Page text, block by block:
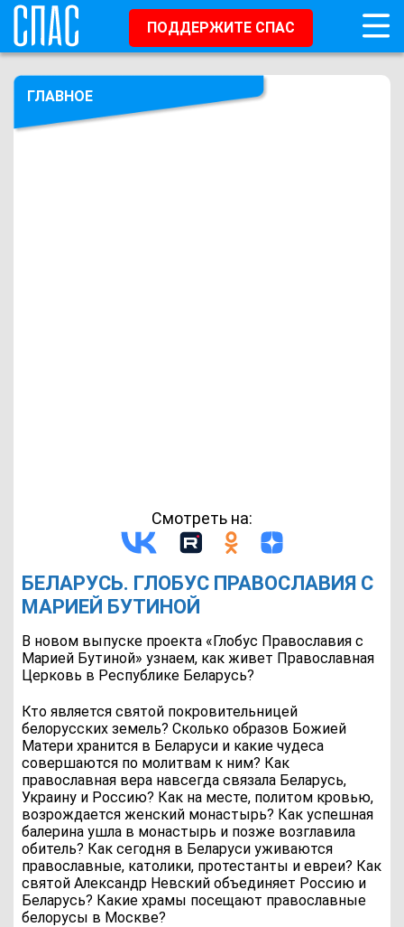
ПОДДЕРЖИТЕ СПАС
ГЛАВНОЕ
Смотреть на:
БЕЛАРУСЬ. ГЛОБУС ПРАВОСЛАВИЯ С
МАРИЕЙ БУТИНОЙ
В новом выпуске проекта «Глобус Православия с
Марией Бутиной» узнаем, как живет Православная
Церковь в Республике Беларусь?
Кто является святой покровительницей
белорусских земель? Сколько образов Божией
Матери хранится в Беларуси и какие чудеса
совершаются по молитвам к ним? Как
православная вера навсегда связала Беларусь,
Украину и Россию? Как на месте, политом кровью,
возрождается женский монастырь? Как успешная
балерина ушла в монастырь и позже возглавила
обитель? Как сегодня в Беларуси уживаются
православные, католики, протестанты и евреи? Как
святой Александр Невский объединяет Россию и
Беларусь? Какие храмы посещают православные
белорусы в Москве?